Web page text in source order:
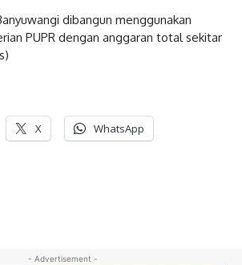
dibangun menggunakan
PUPR dengan anggaran total sekitar
X WhatsApp
- Advertisement -